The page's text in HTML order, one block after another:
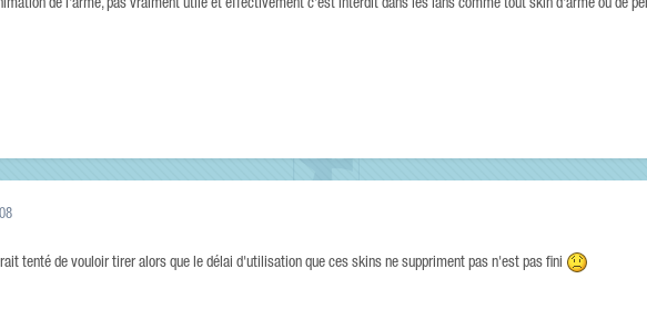
de l'arme, pas vraiment utile et effectivement c'est interdit dans les lans comme tout skin d'arme ou de
tenté de vouloir tirer alors que le délai d'utilisation que ces skins ne suppriment pas n'est pas fini